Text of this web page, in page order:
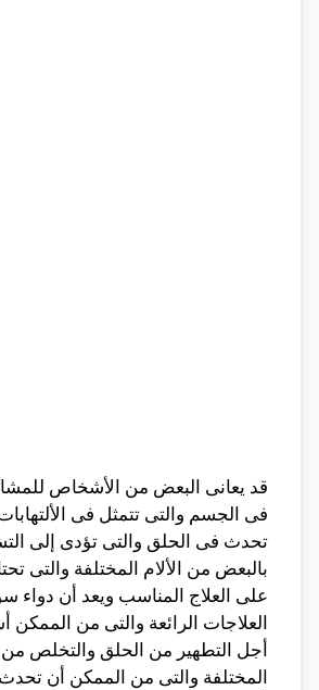
قد يعانى البعض من الأشخاص
فى الجسم والتى تتمثل فى
تحدث فى الحلق والتى تؤدى إلى
بالبعض من الألام المختلفة والتى
على العلاج المناسب ويعد أن دواء
العلاجات الرائعة والتى من الممكن
أجل التطهير من الحلق والتخلص
المختلفة والتى من الممكن أن